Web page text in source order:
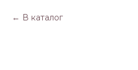
В каталог